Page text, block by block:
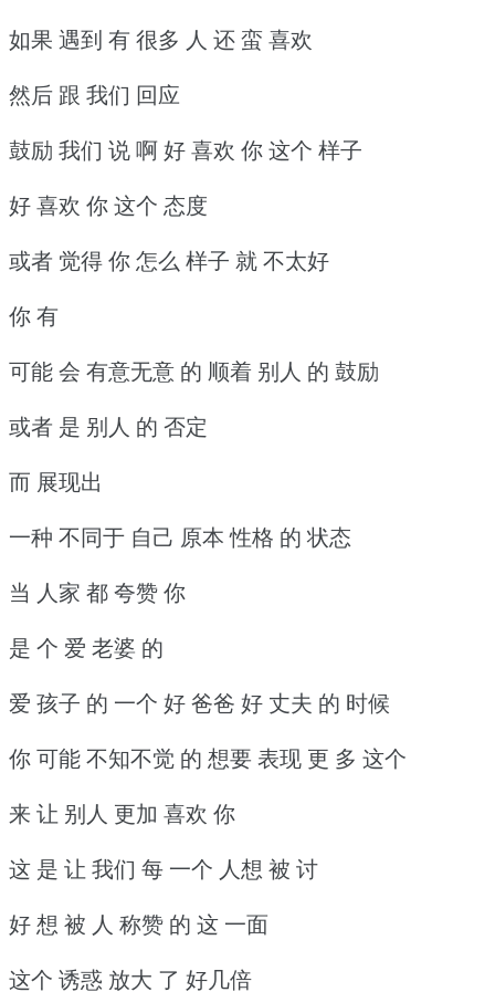
如果 遇到 有 很多 人 还 蛮 喜欢
然后 跟 我们 回应
鼓励 我们 说 啊 好 喜欢 你 这个 样子
好 喜欢 你 这个 态度
或者 觉得 你 怎么 样子 就 不太好
你 有
可能 会 有意无意 的 顺着 别人 的 鼓励
或者 是 别人 的 否定
而 展现出
一种 不同于 自己 原本 性格 的 状态
当 人家 都 夸赞 你
是 个 爱 老婆 的
爱 孩子 的 一个 好 爸爸 好 丈夫 的 时候
你 可能 不知不觉 的 想要 表现 更 多 这个
来 让 别人 更加 喜欢 你
这 是 让 我们 每 一个 人想 被 讨
好 想 被 人 称赞 的 这 一面
这个 诱惑 放大 了 好几倍